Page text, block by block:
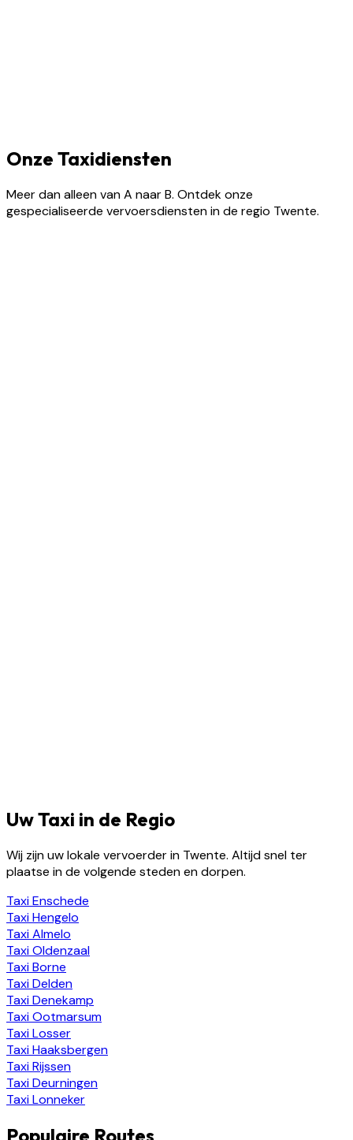
Onze Taxidiensten
Meer dan alleen van A naar B. Ontdek onze
gespecialiseerde vervoersdiensten in de regio Twente.
Uw Taxi in de Regio
Wij zijn uw lokale vervoerder in Twente. Altijd snel ter
plaatse in de volgende steden en dorpen.
TaxiEnschede
TaxiHengelo
TaxiAlmelo
TaxiOldenzaal
TaxiBorne
TaxiDelden
TaxiDenekamp
TaxiOotmarsum
TaxiLosser
TaxiHaaksbergen
TaxiRijssen
TaxiDeurningen
TaxiLonneker
Populaire Routes